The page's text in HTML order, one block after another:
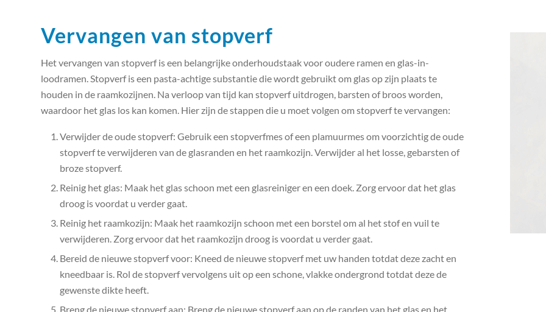
Vervangen van stopverf
Het vervangen van stopverf is een belangrijke onderhoudstaak voor oudere ramen en glas-in-
loodramen. Stopverf is een pasta-achtige substantie die wordt gebruikt om glas op zijn plaats te
houden in de raamkozijnen. Na verloop van tijd kan stopverf uitdrogen, barsten of broos worden,
waardoor het glas los kan komen. Hier zijn de stappen die u moet volgen om stopverf te vervangen:
Verwijder de oude stopverf: Gebruik een stopverfmes of een plamuurmes om voorzichtig de oude
stopverf te verwijderen van de glasranden en het raamkozijn. Verwijder al het losse, gebarsten of
broze stopverf.
Reinig het glas: Maak het glas schoon met een glasreiniger en een doek. Zorg ervoor dat het glas
droog is voordat u verder gaat.
Reinig het raamkozijn: Maak het raamkozijn schoon met een borstel om al het stof en vuil te
verwijderen. Zorg ervoor dat het raamkozijn droog is voordat u verder gaat.
Bereid de nieuwe stopverf voor: Kneed de nieuwe stopverf met uw handen totdat deze zacht en
kneedbaar is. Rol de stopverf vervolgens uit op een schone, vlakke ondergrond totdat deze de
gewenste dikte heeft.
Breng de nieuwe stopverf aan: Breng de nieuwe stopverf aan op de randen van het glas en het